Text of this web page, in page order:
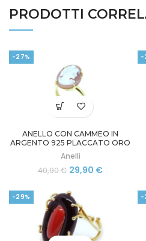
PRODOTTI
-27%
ANELLO CON CAMMEO IN
ARGENTO 925 PLACCATO ORO
Anelli
40,90€ Il
originale
era:
40,90 €.
29,90 €Il
-
-29% -